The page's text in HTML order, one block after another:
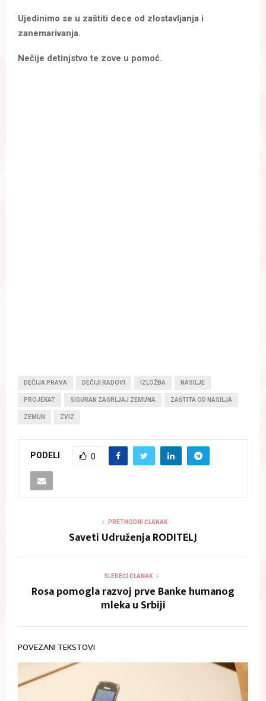
Ujedinimo se u zaštiti dece od zlostavljanja i
zanemarivanja.
Nečije detinjstvo te zove u pomoć.
DEČIJA PRAVA DEČIJI RADOVI IZLOŽBA NASILJE
PROJEKAT SIGURAN ZAGRLJAJ ZEMUNA ZAŠTITA OD NASILJA
ZEMUN ZVIZ
PODELI 0
PRETHODNI ČLANAK
Saveti Udruženja RODITELJ
SLEDEĆI ČLANAK
Rosa pomogla razvoj prve Banke humanog
mleka u Srbiji
POVEZANI TEKSTOVI